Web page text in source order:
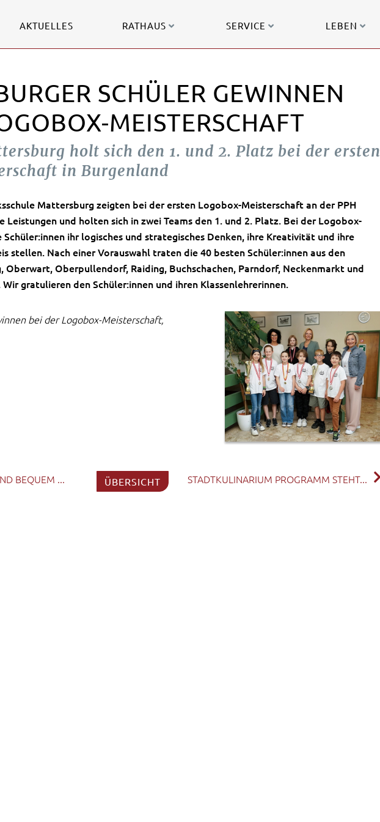
AKTUELLES RATHAUS SERVICE LEBEN
SCHÜLER GEWINNEN
MEISTERSCHAFT
holt sich den 1. und 2. Platz bei der ersten
in Burgenland
Mattersburg zeigten bei der ersten Logobox-Meisterschaft an der PPH
Leistungen und holten sich in zwei Teams den 1. und 2. Platz. Bei der Logobox-
ihr logisches und strategisches Denken, ihre Kreativität und ihre
stellen. Nach einer Vorauswahl traten die 40 besten Schüler:innen aus den
Oberwart, Oberpullendorf, Raiding, Buchschachen, Parndorf, Neckenmarkt und
gratulieren den Schüler:innen und ihren Klassenlehrerinnen.
bei der Logobox-Meisterschaft,
BEQUEM ... ÜBERSICHT STADTKULINARIUM PROGRAMM STEHT...